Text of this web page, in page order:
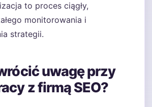
to proces ciągły,
monitorowania i
strategii.
uwagę przy
z firmą SEO?